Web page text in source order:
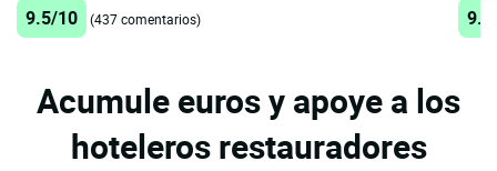
9.5/10 (437 comentarios)
Acumule euros y apoye a los
hoteleros restauradores